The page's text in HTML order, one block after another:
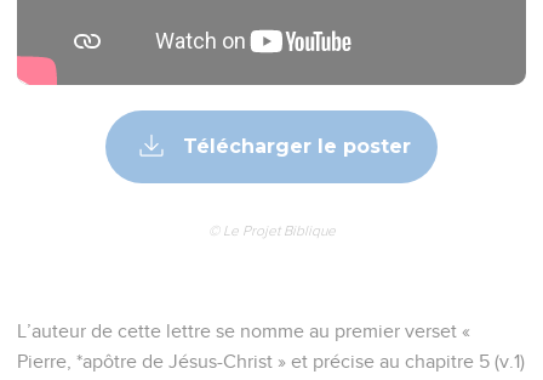
Télécharger le poster
© Le Projet Biblique
L’auteur de cette lettre se nomme au premier verset «
Pierre, *apôtre de Jésus-Christ » et précise au chapitre 5 (v.1)